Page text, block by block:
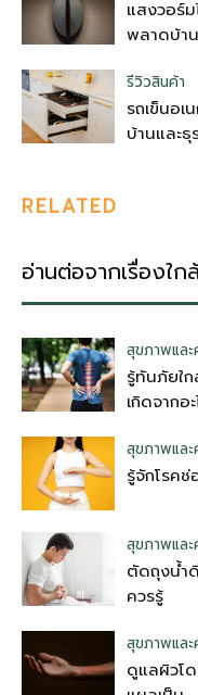
แสงวอร์
พลาดบ้า
รีวิวสินค้า
รถเข็นอ
บ้านและ
RELATED
อ่านต่อจากเรื่องใก
สุขภาพแล
รู้ทันภัยใ
เกิดจากอ
สุขภาพแล
รู้จักโรค
สุขภาพแล
ตัดถุงน้ํา
ควรรู้
สุขภาพแล
ดูแลผิวโด